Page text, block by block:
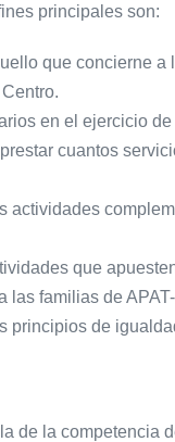
principales son:
que concierne
en el ejercicio
cuantos
actividades
que
las familias de
principios de
de la competencia